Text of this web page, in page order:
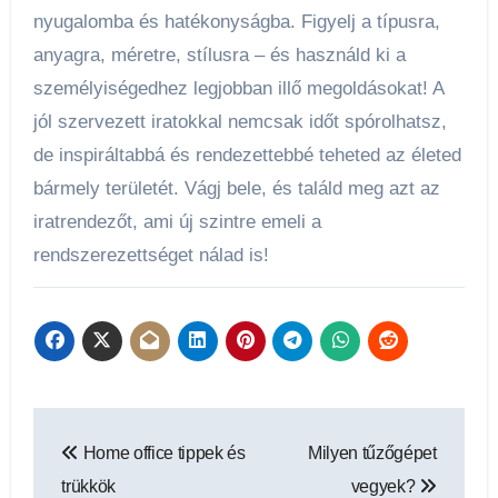
nyugalomba és hatékonyságba. Figyelj a típusra,
anyagra, méretre, stílusra – és használd ki a
személyiségedhez legjobban illő megoldásokat! A
jól szervezett iratokkal nemcsak időt spórolhatsz,
de inspiráltabbá és rendezettebbé teheted az életed
bármely területét. Vágj bele, és találd meg azt az
iratrendezőt, ami új szintre emeli a
rendszerezettséget nálad is!
navigáció
Home office tippek és
trükkök
Milyen tűzőgépet
vegyek?